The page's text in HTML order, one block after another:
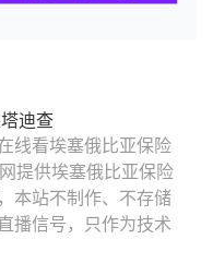
迪查
线看埃塞俄比亚保险
提供埃塞俄比亚保险
本站不制作、不存储
播信号，只作为技术